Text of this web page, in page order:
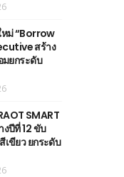
ม่ “Borrow
สร้าง
มยกระดับ
SMART
งปีที่ 12 ขับ
เขียว ยกระดับ